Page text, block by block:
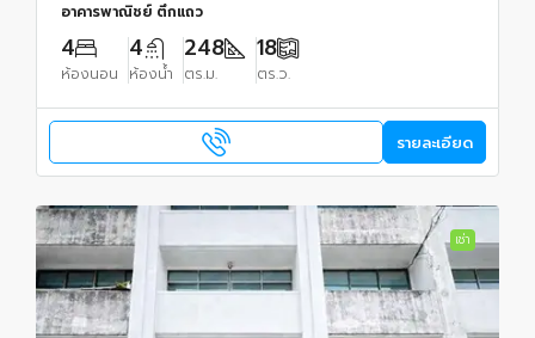
อาคารพาณิชย์ ตึกแถว
4
ห้องนอน
4
ห้องน้ำ
248
ตร.ม.
18
ตร.ว.
รายละเอียด
เช่า